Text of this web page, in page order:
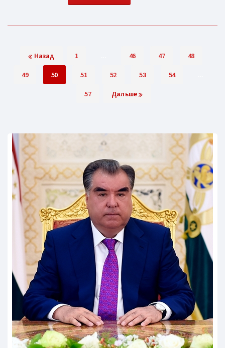
Назад 1 46 47 48
49 50 51 52 53 54
57 Дальше